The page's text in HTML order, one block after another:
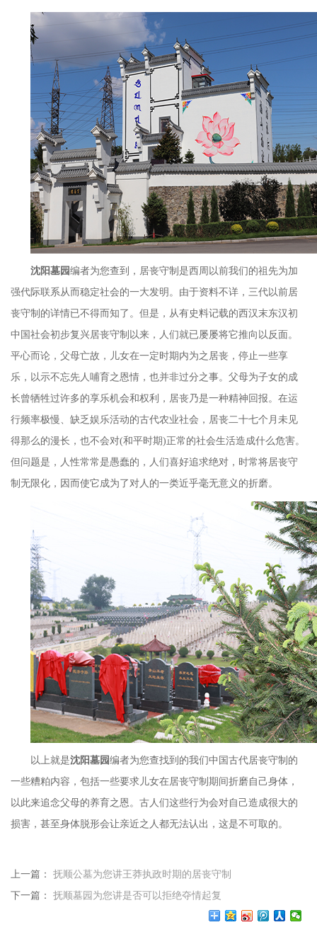
沈阳墓园编者为您查到，居丧守制是西周以前我们的祖先为加
强代际联系从而稳定社会的一大发明。由于资料不详，三代以前居
丧守制的详情已不得而知了。但是，从有史料记载的西汉末东汉初
中国社会初步复兴居丧守制以来，人们就已屡屡将它推向以反面。
平心而论，父母亡故，儿女在一定时期内为之居丧，停止一些享
乐，以示不忘先人哺育之恩情，也并非过分之事。父母为子女的成
长曾牺牲过许多的享乐机会和权利，居丧乃是一种精神回报。在运
行频率极慢、缺乏娱乐活动的古代农业社会，居丧二十七个月未见
得那么的漫长，也不会对(和平时期)正常的社会生活造成什么危害。
但问题是，人性常常是愚蠢的，人们喜好追求绝对，时常将居丧守
制无限化，因而使它成为了对人的一类近乎毫无意义的折磨。
以上就是沈阳墓园编者为您查找到的我们中国古代居丧守制的
一些糟粕内容，包括一些要求儿女在居丧守制期间折磨自己身体，
以此来追念父母的养育之恩。古人们这些行为会对自己造成很大的
损害，甚至身体脱形会让亲近之人都无法认出，这是不可取的。
上一篇： 抚顺公墓为您讲王莽执政时期的居丧守制
下一篇： 抚顺墓园为您讲是否可以拒绝夺情起复